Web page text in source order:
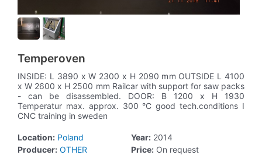
Temperoven
INSIDE: L 3890 x W 2300 x H 2090 mm OUTSIDE L 4100
x W 2600 x H 2500 mm Railcar with support for saw packs
- can be disassembled. DOOR: B 1200 x H 1930
Temperatur max. approx. 300 °C good tech.conditions I
CNC training in sweden
Location: Poland
Producer: OTHER
Year: 2014
Price: On request